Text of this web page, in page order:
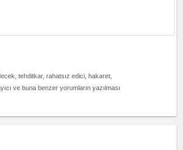
tehditkar, rahatsız edici, hakaret,
ve buna benzer yorumların yazılması